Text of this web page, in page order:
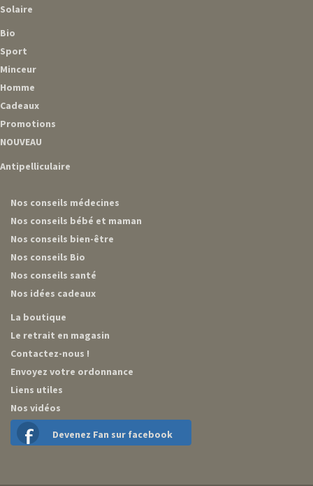
Solaire
Bio
Sport
Minceur
Homme
Cadeaux
Promotions
NOUVEAU
Antipelliculaire
Nos conseils médecines
Nos conseils bébé et maman
Nos conseils bien-être
Nos conseils Bio
Nos conseils santé
Nos idées cadeaux
La boutique
Le retrait en magasin
Contactez-nous !
Envoyez votre ordonnance
Liens utiles
Nos vidéos
Devenez Fan sur facebook